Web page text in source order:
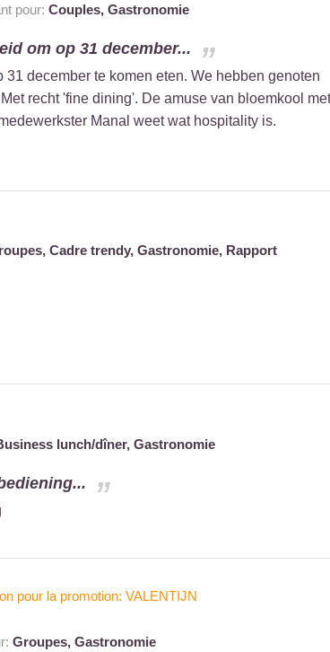
pour: Couples, Gastronomie
om op 31 december...
december te komen eten. We hebben genoten
recht 'fine dining'. De amuse van bloemkool met
Manal weet wat hospitality is.
Cadre trendy, Gastronomie, Rapport
lunch/dîner, Gastronomie
pour la promotion: VALENTIJN
Groupes, Gastronomie